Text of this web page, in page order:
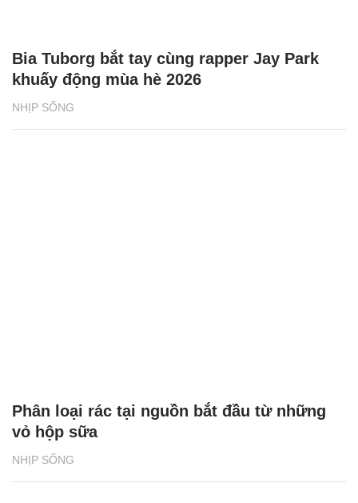
NHỊP SỐNG
Bia Tuborg bắt tay cùng rapper Jay Park
khuấy động mùa hè 2026
NHỊP SỐNG
Phân loại rác tại nguồn bắt đầu từ những
vỏ hộp sữa